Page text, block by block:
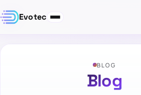
Evotec
BLOG
Blog